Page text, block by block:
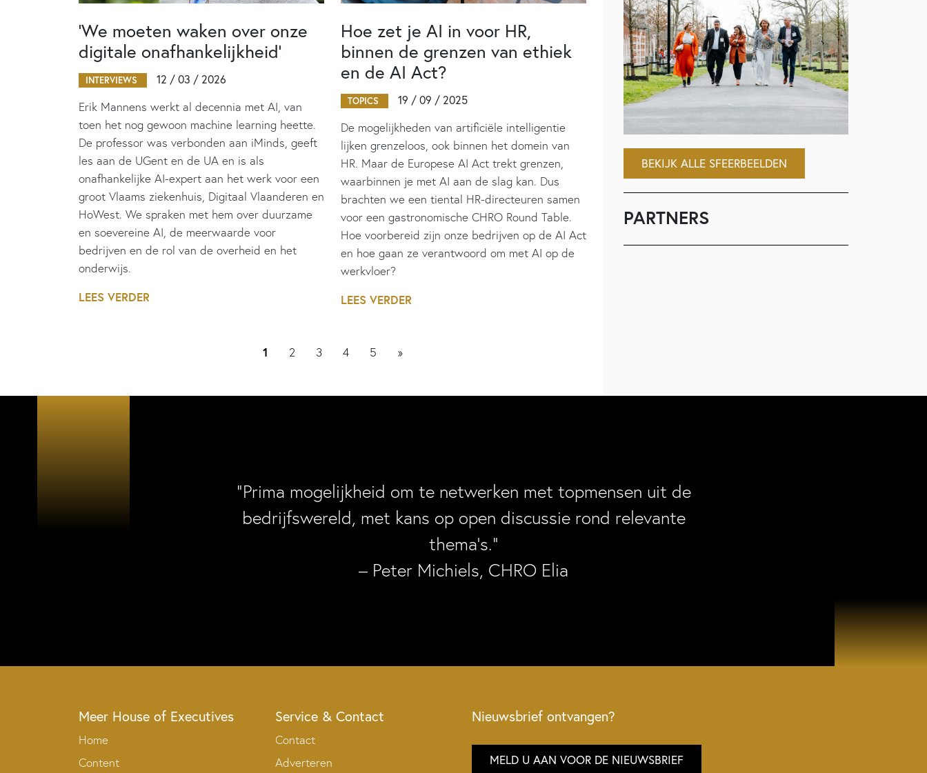
‘We moeten waken over onze
digitale onafhankelijkheid’
INTERVIEWS 12 / 03 / 2026
Erik Mannens werkt al decennia met AI, van
toen het nog gewoon machine learning heette.
De professor was verbonden aan iMinds, geeft
les aan de UGent en de UA en is als
onafhankelijke AI-expert aan het werk voor een
groot Vlaams ziekenhuis, Digitaal Vlaanderen en
HoWest. We spraken met hem over duurzame
en soevereine AI, de meerwaarde voor
bedrijven en de rol van de overheid en het
onderwijs.
LEES VERDER
Hoe zet je AI in voor HR,
binnen de grenzen van ethiek
en de AI Act?
TOPICS 19 / 09 / 2025
De mogelijkheden van artificiële intelligentie
lijken grenzeloos, ook binnen het domein van
HR. Maar de Europese AI Act trekt grenzen,
waarbinnen je met AI aan de slag kan. Dus
brachten we een tiental HR-directeuren samen
voor een gastronomische CHRO Round Table.
Hoe voorbereid zijn onze bedrijven op de AI Act
en hoe gaan ze verantwoord om met AI op de
werkvloer?
LEES VERDER
1 2 3 4 5 »
BEKIJK ALLE SFEERBEELDEN
PARTNERS
“Prima mogelijkheid om te netwerken met topmensen uit de
bedrijfswereld, met kans op open discussie rond relevante
thema’s.”
– Peter Michiels, CHRO Elia
Meer House of Executives
Home
Content
Service & Contact
Contact
Adverteren
Nieuwsbrief ontvangen?
MELD U AAN VOOR DE NIEUWSBRIEF